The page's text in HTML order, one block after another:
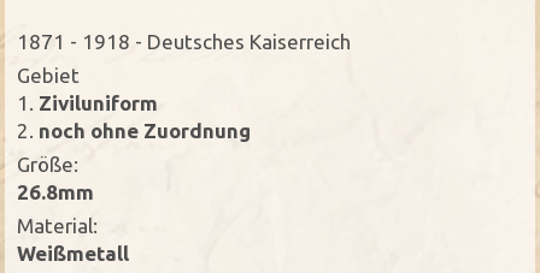
1871 - 1918 - Deutsches Kaiserreich
Gebiet
1.
Ziviluniform
2. noch ohne Zuordnung
Größe:
26.8mm
Material:
Weißmetall